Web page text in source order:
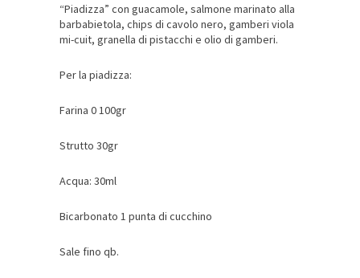
“Piadizza” con guacamole, salmone marinato alla
barbabietola, chips di cavolo nero, gamberi viola
mi-cuit, granella di pistacchi e olio di gamberi.
Per la piadizza:
Farina 0 100gr
Strutto 30gr
Acqua: 30ml
Bicarbonato 1 punta di cucchino
Sale fino qb.